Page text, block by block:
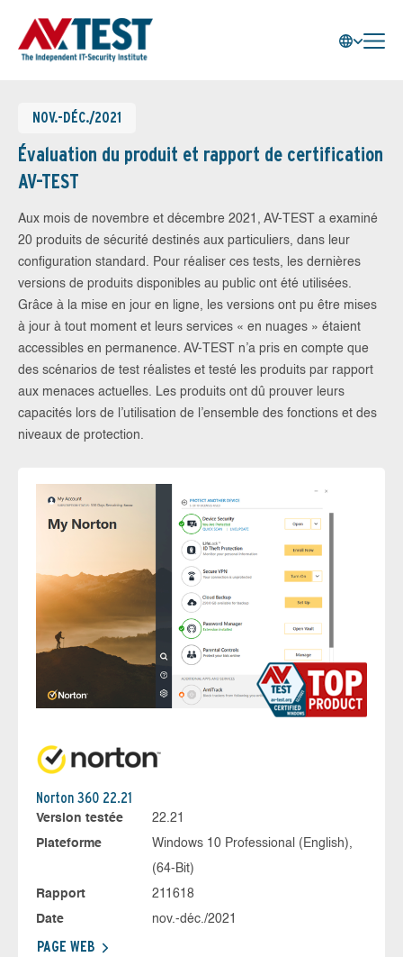
NOV.-DÉC./2021
Évaluation du produit et rapport de certification
AV-TEST
Aux mois de novembre et décembre 2021, AV-TEST a examiné
20 produits de sécurité destinés aux particuliers, dans leur
configuration standard. Pour réaliser ces tests, les dernières
versions de produits disponibles au public ont été utilisées.
Grâce à la mise en jour en ligne, les versions ont pu être mises
à jour à tout moment et leurs services « en nuages » étaient
accessibles en permanence. AV-TEST n’a pris en compte que
des scénarios de test réalistes et testé les produits par rapport
aux menaces actuelles. Les produits ont dû prouver leurs
capacités lors de l’utilisation de l’ensemble des fonctions et des
niveaux de protection.
Norton 360 22.21
Version testée
22.21
Plateforme
Windows 10 Professional (English),
(64-Bit)
Rapport
211618
Date
nov.-déc./2021
PAGE WEB